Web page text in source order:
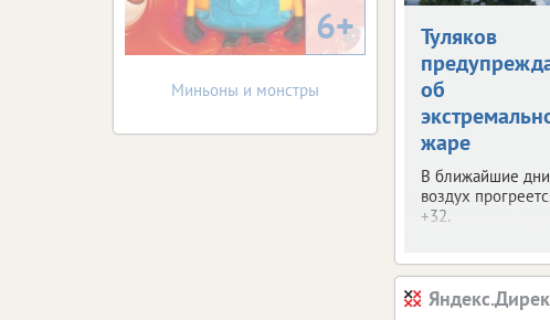
Туляков
об
жаре
В ближайшие дни
воздух
+32.
6+
Миньоны и монстры